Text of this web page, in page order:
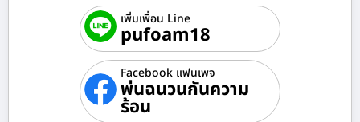
เพิ่มเพื่อน Line
pufoam18
Facebook แฟนเพจ
พ่นฉนวนกันความ
ร้อน